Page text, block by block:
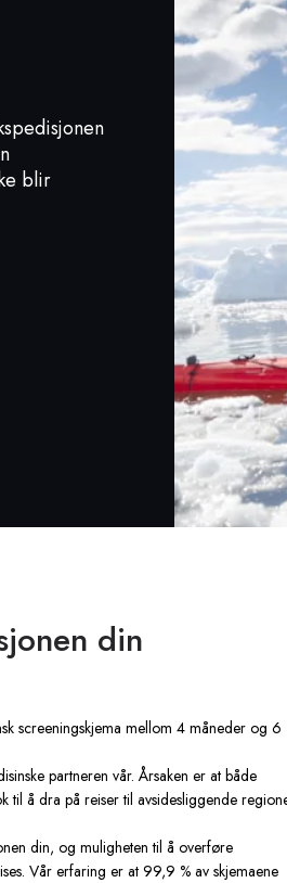
blir
din
screeningskjema mellom 4 måneder og 6
partneren vår. Årsaken er at både
til å dra på reiser til avsidesliggende
din, og muligheten til å overføre
Vår erfaring er at 99,9 % av skjemaene